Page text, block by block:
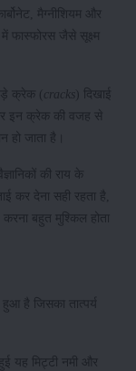
मैग्नीशियम और
फास्फोरस जैसे सूक्ष्म
क्रेक ( cracks ) दिखाई
इन क्रेक की वजह से
जाता है।
की राय के
कर देना सही रहता है,
बहुत मुश्किल होता
है जिसका तात्पर्य
हुई यह मिट्टी नमी और